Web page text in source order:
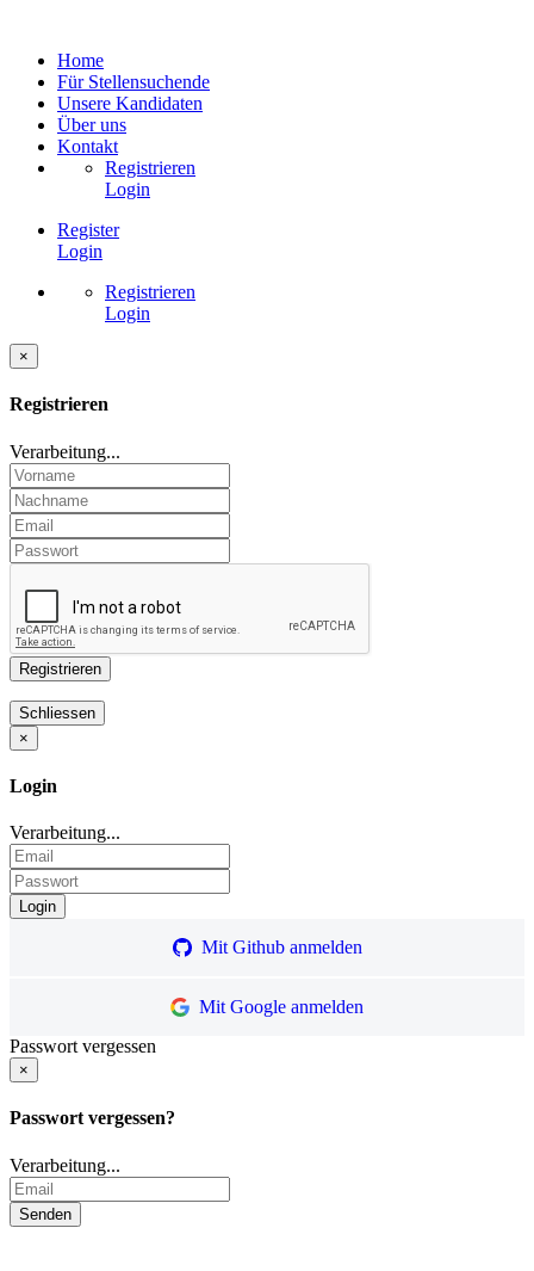
Home
Für Stellensuchende
Unsere Kandidaten
Über uns
Kontakt
Registrieren
Login
Register
Login
Registrieren
Login
×
Registrieren
Verarbeitung...
×
Login
Verarbeitung...
Mit Github anmelden
Mit Google anmelden
Passwort vergessen
×
Passwort vergessen?
Verarbeitung...